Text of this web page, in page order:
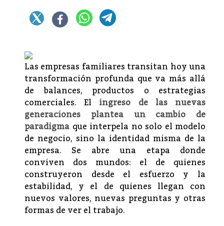
Las empresas familiares transitan hoy una
transformación profunda que va más allá
de balances, productos o estrategias
comerciales. El ingreso de las nuevas
generaciones plantea un cambio de
paradigma que interpela no solo el modelo
de negocio, sino la identidad misma de la
empresa. Se abre una etapa donde
conviven dos mundos: el de quienes
construyeron desde el esfuerzo y la
estabilidad, y el de quienes llegan con
nuevos valores, nuevas preguntas y otras
formas de ver el trabajo.